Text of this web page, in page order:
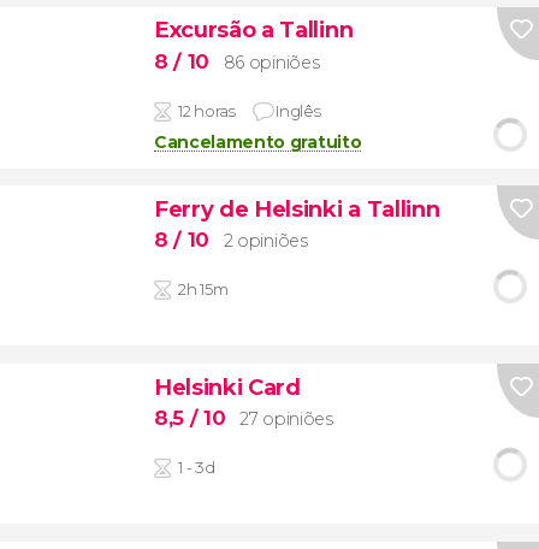
Excursão a Tallinn
8/ 10 86 opiniões
12 horas Inglês
Cancelamento gratuito
Ferry de Helsinki a Tallinn
8/ 10 2 opiniões
2h 15m
Helsinki Card
8,5 / 10 27 opiniões
1 - 3d